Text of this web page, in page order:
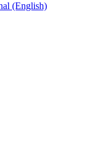
(English)